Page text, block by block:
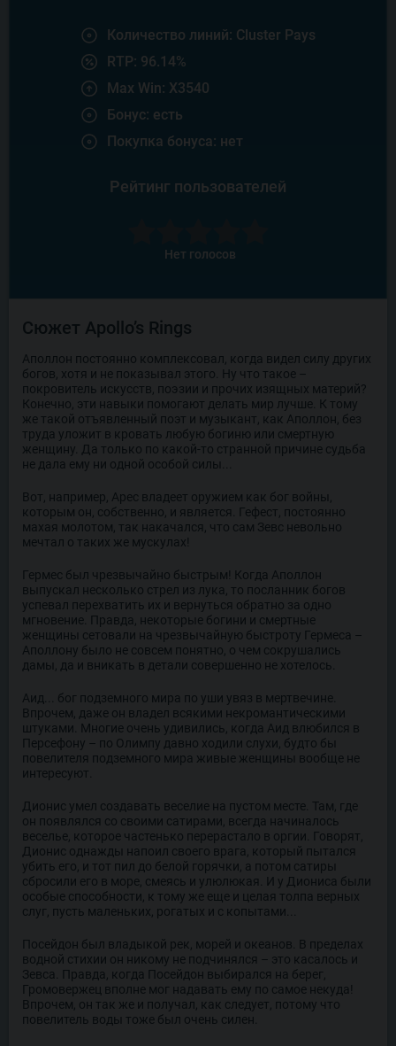
Количество линий: Cluster Pays
RTP: 96.14%
Max Win: X3540
Бонус: есть
Покупка бонуса: нет
Рейтинг пользователей
Нет голосов
Сюжет Apollo’s Rings
Аполлон постоянно комплексовал, когда видел силу других
богов, хотя и не показывал этого. Ну что такое –
покровитель искусств, поэзии и прочих изящных материй?
Конечно, эти навыки помогают делать мир лучше. К тому
же такой отъявленный поэт и музыкант, как Аполлон, без
труда уложит в кровать любую богиню или смертную
женщину. Да только по какой-то странной причине судьба
не дала ему ни одной особой силы...
Вот, например, Арес владеет оружием как бог войны,
которым он, собственно, и является. Гефест, постоянно
махая молотом, так накачался, что сам Зевс невольно
мечтал о таких же мускулах!
Гермес был чрезвычайно быстрым! Когда Аполлон
выпускал несколько стрел из лука, то посланник богов
успевал перехватить их и вернуться обратно за одно
мгновение. Правда, некоторые богини и смертные
женщины сетовали на чрезвычайную быстроту Гермеса –
Аполлону было не совсем понятно, о чем сокрушались
дамы, да и вникать в детали совершенно не хотелось.
Аид... бог подземного мира по уши увяз в мертвечине.
Впрочем, даже он владел всякими некромантическими
штуками. Многие очень удивились, когда Аид влюбился в
Персефону – по Олимпу давно ходили слухи, будто бы
повелителя подземного мира живые женщины вообще не
интересуют.
Дионис умел создавать веселие на пустом месте. Там, где
он появлялся со своими сатирами, всегда начиналось
веселье, которое частенько перерастало в оргии. Говорят,
Дионис однажды напоил своего врага, который пытался
убить его, и тот пил до белой горячки, а потом сатиры
сбросили его в море, смеясь и улюлюкая. И у Диониса были
особые способности, к тому же еще и целая толпа верных
слуг, пусть маленьких, рогатых и с копытами...
Посейдон был владыкой рек, морей и океанов. В пределах
водной стихии он никому не подчинялся – это касалось и
Зевса. Правда, когда Посейдон выбирался на берег,
Громовержец вполне мог надавать ему по самое некуда!
Впрочем, он так же и получал, как следует, потому что
повелитель воды тоже был очень силен.